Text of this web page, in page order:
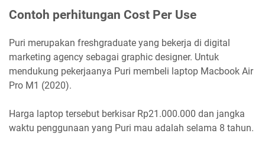
Contoh perhitungan Cost Per Use
Puri merupakan freshgraduate yang bekerja di digital
marketing agency sebagai graphic designer. Untuk
mendukung pekerjaanya Puri membeli laptop Macbook Air
Pro M1 (2020).
Harga laptop tersebut berkisar Rp21.000.000 dan jangka
waktu penggunaan yang Puri mau adalah selama 8 tahun.